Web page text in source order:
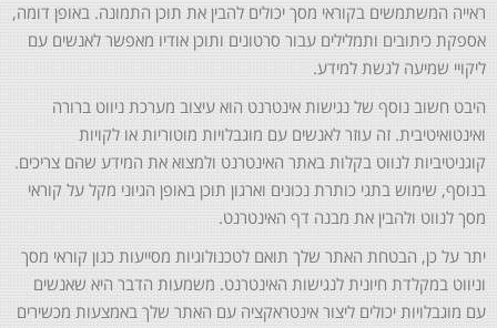
ראייה המשתמשים בקוראי מסך יכולים להבין את תוכן התמונה. באופן דומה,
אספקת כיתובים ותמלילים עבור סרטונים ותוכן אודיו מאפשר לאנשים עם
ליקויי שמיעה לגשת למידע.
היבט חשוב נוסף של נגישות אינטרנט הוא עיצוב מערכת ניווט ברורה
ואינטואיטיבית. זה עוזר לאנשים עם מוגבלויות מוטוריות או לקויות
קוגניטיביות לנווט בקלות באתר האינטרנט ולמצוא את המידע שהם צריכים.
בנוסף, שימוש בתגי כותרת נכונים וארגון תוכן באופן הגיוני מקל על קוראי
מסך לנווט ולהבין את מבנה דף האינטרנט.
יתר על כן, הבטחת האתר שלך תואם לטכנולוגיות מסייעות כגון קוראי מסך
וניווט במקלדת חיונית לנגישות האינטרנט. משמעות הדבר היא שאנשים
עם מוגבלויות יכולים ליצור אינטראקציה עם האתר שלך באמצעות מכשירים